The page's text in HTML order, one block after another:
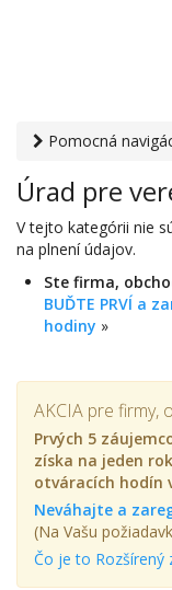
Pomocná
obstarávanie
Úrad pre
V tejto kategórii nie
na plnení údajov.
Ste firma,
BUĎTE PRVÍ a
hodiny »
AKCIA pre firmy,
Prvých 5
získa na jeden
otváracích hodín
Neváhajte a
(Na Vašu
Čo je to Rozšírený